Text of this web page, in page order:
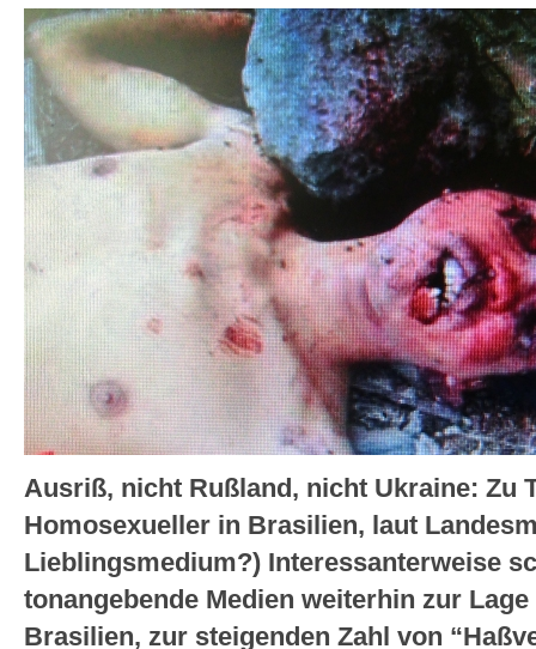
Ausriß, nicht Rußland, nicht Ukraine: Zu
Homosexueller in Brasilien, laut
Lieblingsmedium?) Interessanterweise
tonangebende Medien weiterhin zur
Brasilien, zur steigenden Zahl von